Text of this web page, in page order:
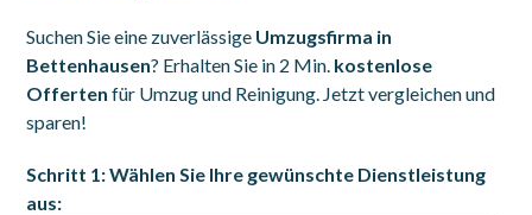
Suchen Sie eine zuverlässige Umzugsfirma in
Bettenhausen? Erhalten Sie in 2 Min. kostenlose
Offerten für Umzug und Reinigung. Jetzt vergleichen und
sparen!
Schritt 1: Wählen Sie Ihre gewünschte Dienstleistung
aus: